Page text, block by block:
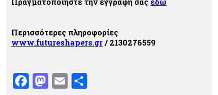
Περισσότερες πληροφορίες
www.futureshapers.gr/ 2130276559
Facebook
Mastodon
Email